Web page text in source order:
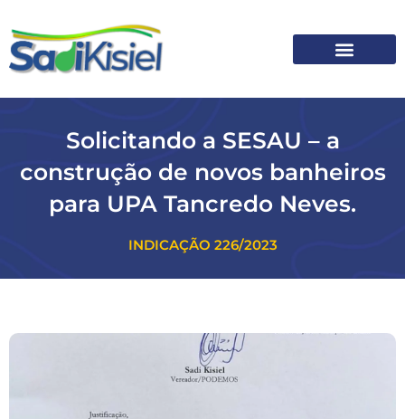
Solicitando a SESAU – a
construção de novos banheiros
para UPA Tancredo Neves.
INDICAÇÃO 226/2023